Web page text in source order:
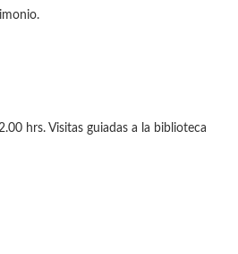
hrs. Visitas guiadas a la biblioteca